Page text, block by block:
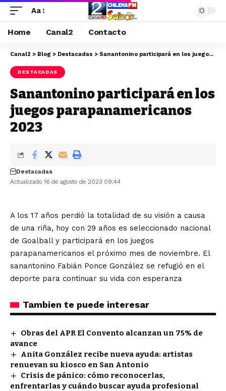
Aa
Home Canal2 Contacto
Canal2 > Blog > Destacadas > Sanantonino participará en los juegos parapanamericanos 2023
DESTACADAS
Sanantonino participará en los
juegos parapanamericanos
2023
Actualizado 16 de agosto de 2023 09:44
Destacadas
A los 17 años perdió la totalidad de su visión a causa
de una riña, hoy con 29 años es seleccionado nacional
de Goalball y participará en los juegos
parapanamericanos el próximo mes de noviembre. El
sanantonino Fabián Ponce González se refugió en el
deporte para continuar su vida con esperanza
Tambien te puede interesar
Obras del APR El Convento alcanzan un 75% de
avance
Anita González recibe nueva ayuda: artistas
renuevan su kiosco en San Antonio
Crisis de pánico: cómo reconocerlas,
enfrentarlas y cuándo buscar ayuda profesional